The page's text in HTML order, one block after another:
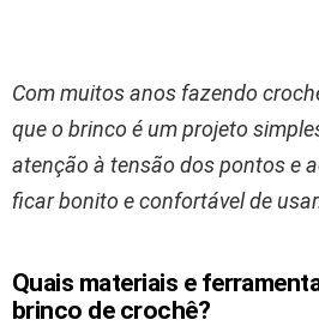
Com muitos anos fazendo
que o brinco é um projeto
atenção à tensão dos pontos e
ficar bonito e confortável de
Quais materiais e
brinco de crochê?